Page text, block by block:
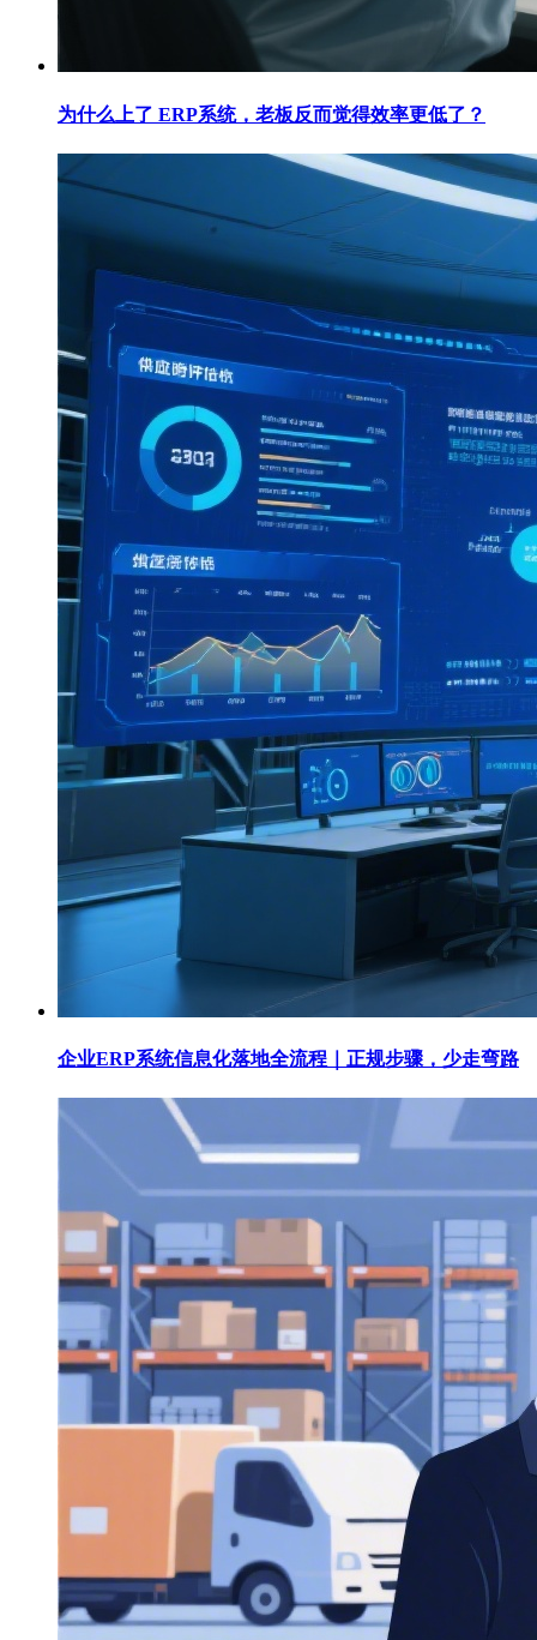
为什么上了 ERP系统，老板反而觉得效率更低了？
企业ERP系统信息化落地全流程｜正规步骤，少走弯路